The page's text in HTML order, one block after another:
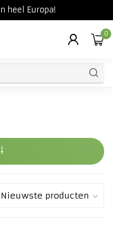
heel Europa!
0